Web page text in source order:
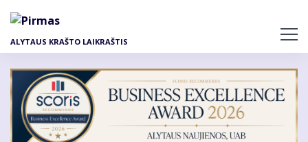
pagrindinį
ALYTAUS KRAŠTO LAIKRAŠTIS